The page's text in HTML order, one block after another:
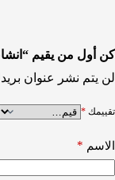
كن أول من يقيم
لن يتم نشر عنوان
تقييمك *
الاسم *